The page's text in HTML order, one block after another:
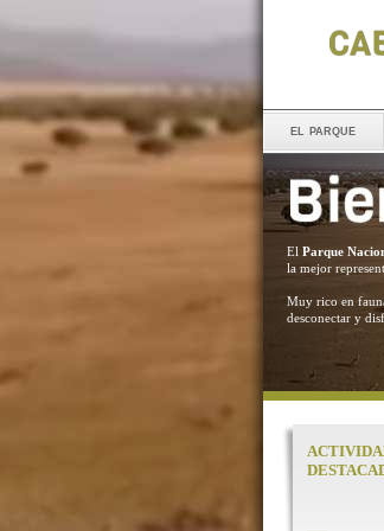
el parque
El Parque
la mejor
Muy rico en
desconectar y